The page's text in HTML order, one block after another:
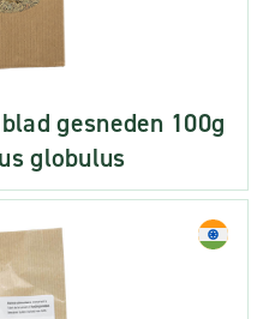
gesneden 100g
globulus